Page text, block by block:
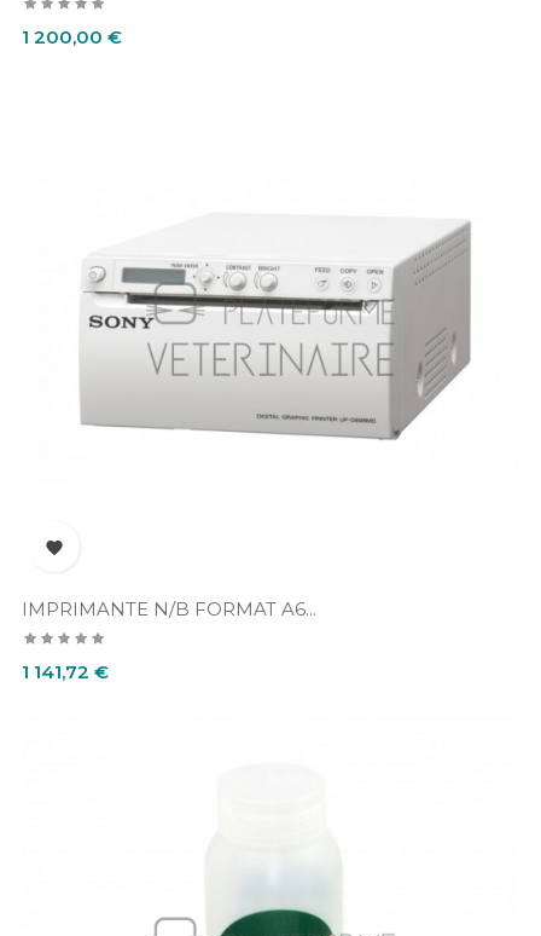
Prix
1 200,00 €

IMPRIMANTE N/B FORMAT A6...
Prix
1 141,72 €